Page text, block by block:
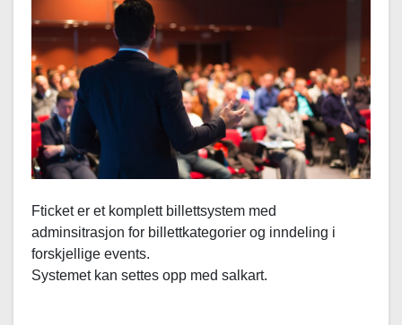
Fticket er et komplett billettsystem med
adminsitrasjon for billettkategorier og inndeling i
forskjellige events.
Systemet kan settes opp med salkart.